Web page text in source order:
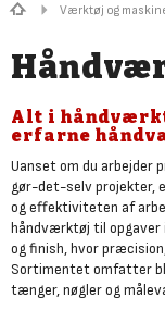
Værktøj og
Alt i
erfarne
Uanset om du arbejder
gør-det-selv projekter,
og effektiviteten af
håndværktøj til opgaver
og finish, hvor
Sortimentet omfatter
tænger, nøgler og